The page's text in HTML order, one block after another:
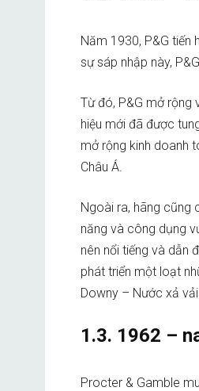
Năm 1930, P&G tiến
sự sáp nhập này,
Từ đó, P&G mở rộng
hiệu mới đã được
mở rộng kinh doanh
Châu Á.
Ngoài ra, hãng cũng
năng và công dụng
nên nổi tiếng và dẫn
phát triển một loạt
Downy – Nước xả
1.3. 1962 –
Procter & Gamble